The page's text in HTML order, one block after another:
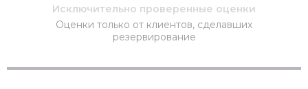
Исключительно проверенные оценки
Оценки только от клиентов, сделавших
резервирование